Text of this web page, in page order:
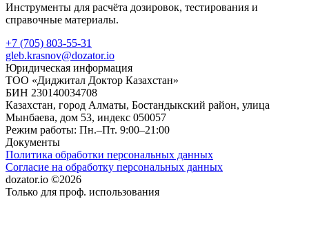
Инструменты для расчёта дозировок, тестирования и
справочные материалы.
+7 (705) 803-55-31
gleb.krasnov@dozator.io
Юридическая информация
ТОО «Диджитал Доктор Казахстан»
БИН 230140034708
Казахстан, город Алматы, Бостандыкский район, улица
Мынбаева, дом 53, индекс 050057
Режим работы: Пн.–Пт. 9:00–21:00
Документы
Политика обработки персональных данных
Согласие на обработку персональных данных
dozator.io ©2026
Только для проф. использования